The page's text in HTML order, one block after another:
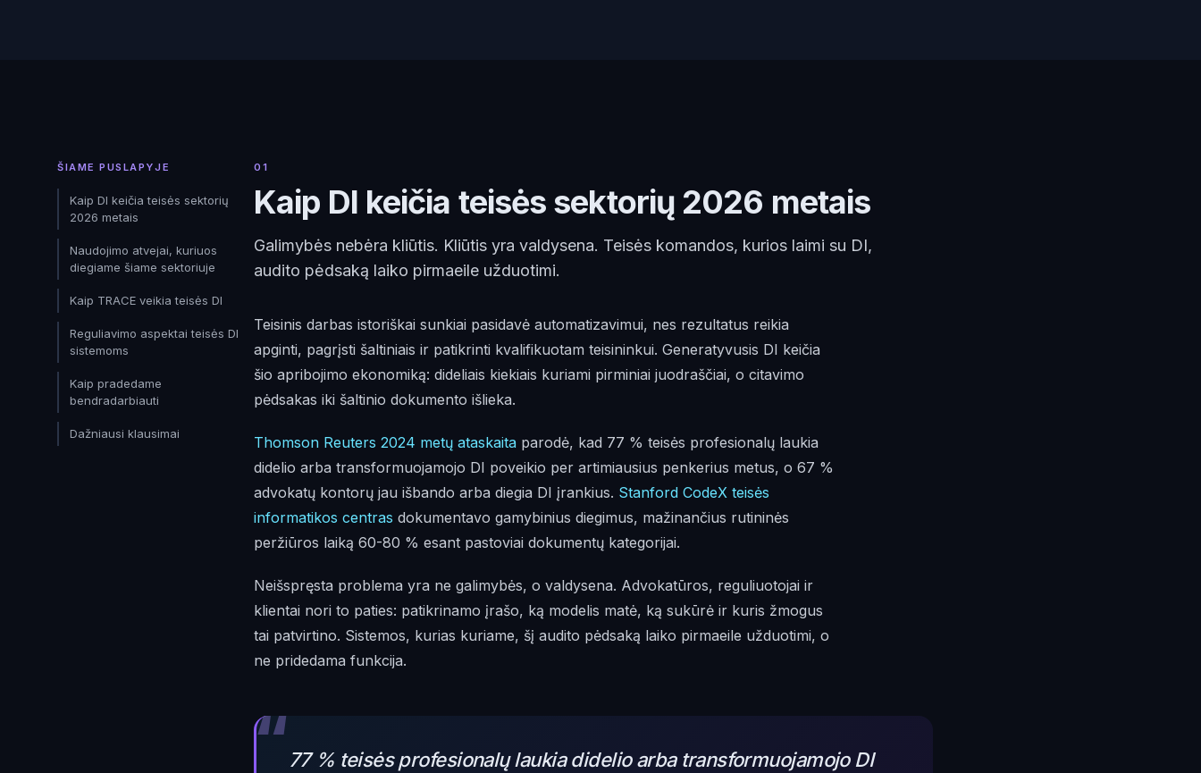
ŠIAME PUSLAPYJE
Kaip DI keičia teisės sektorių
2026 metais
Naudojimo atvejai, kuriuos
diegiame šiame sektoriuje
Kaip TRACE veikia teisės DI
Reguliavimo aspektai teisės DI
sistemoms
Kaip pradedame
bendradarbiauti
Dažniausi klausimai
01
Kaip DI keičia teisės sektorių 2026 metais
Galimybės nebėra kliūtis. Kliūtis yra valdysena. Teisės komandos, kurios laimi su DI,
audito pėdsaką laiko pirmaeile užduotimi.
Teisinis darbas istoriškai sunkiai pasidavė automatizavimui, nes rezultatus reikia
apginti, pagrįsti šaltiniais ir patikrinti kvalifikuotam teisininkui. Generatyvusis DI keičia
šio apribojimo ekonomiką: dideliais kiekiais kuriami pirminiai juodraščiai, o citavimo
pėdsakas iki šaltinio dokumento išlieka.
Thomson Reuters 2024 metų ataskaita parodė, kad 77 % teisės profesionalų laukia
didelio arba transformuojamojo DI poveikio per artimiausius penkerius metus, o 67 %
advokatų kontorų jau išbando arba diegia DI įrankius. Stanford CodeX teisės
informatikos centras dokumentavo gamybinius diegimus, mažinančius rutininės
peržiūros laiką 60-80 % esant pastoviai dokumentų kategorijai.
Neišspręsta problema yra ne galimybės, o valdysena. Advokatūros, reguliuotojai ir
klientai nori to paties: patikrinamo įrašo, ką modelis matė, ką sukūrė ir kuris žmogus
tai patvirtino. Sistemos, kurias kuriame, šį audito pėdsaką laiko pirmaeile užduotimi, o
ne pridedama funkcija.
“77 % teisės profesionalų laukia didelio arba transformuojamojo DI